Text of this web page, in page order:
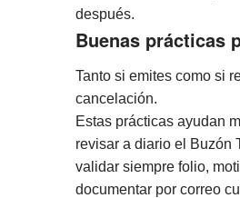
después.
Buenas prácticas
Tanto si emites como si
cancelación.
Estas prácticas ayudan
revisar a diario el Buzón
validar siempre folio,
documentar por correo